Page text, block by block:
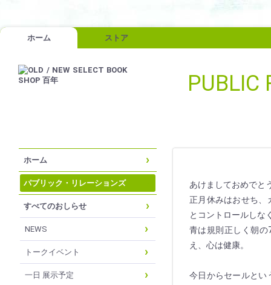
ホーム ストア
PUBLIC
ホーム
パブリック・リレーションズ
すべてのおしらせ
NEWS
トークイベント
一日 展示予定
あけましておめでと
正月休みはおせち、
とコントロールしな
青は規則正しく朝
え、心は健康。
今日からセールとい